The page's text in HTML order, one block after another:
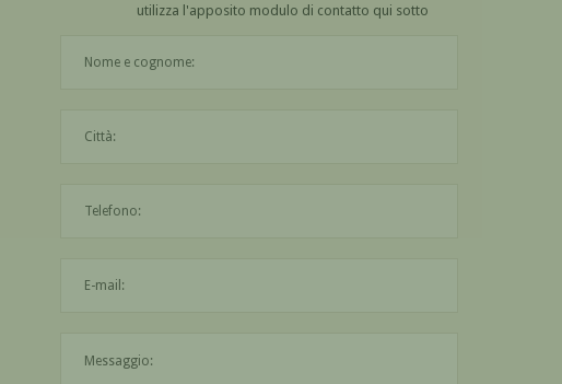
utilizza l'apposito modulo di contatto qui sotto